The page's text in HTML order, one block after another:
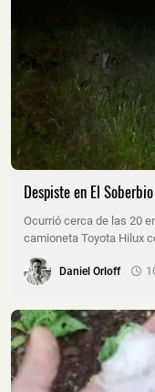
Despiste en El Soberbio
Ocurrió cerca de las 20
camioneta Toyota Hilux
Daniel Orloff